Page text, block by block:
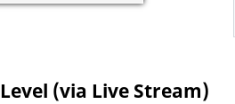
(via Live Stream)